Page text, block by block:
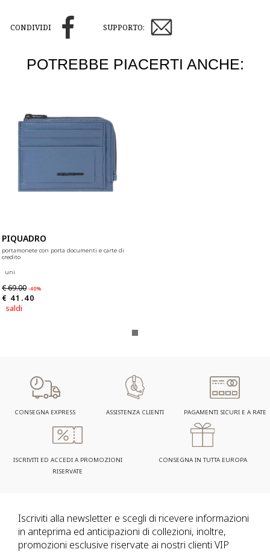
CONDIVIDI SUPPORTO:
POTREBBE PIACERTI ANCHE:
saldi
PIQUADRO
portamonete con porta documenti e carte di
credito
uni
€ 69.00 -40%
€ 41.40
CONSEGNA EXPRESS ASSISTENZA CLIENTI PAGAMENTI SICURI E A RATE
ISCRIVITI ED ACCEDI A PROMOZIONI
RISERVATE
CONSEGNA IN TUTTA EUROPA
Iscriviti alla newsletter e scegli di ricevere informazioni
in anteprima ed anticipazioni di collezioni, inoltre,
promozioni esclusive riservate ai nostri clienti VIP